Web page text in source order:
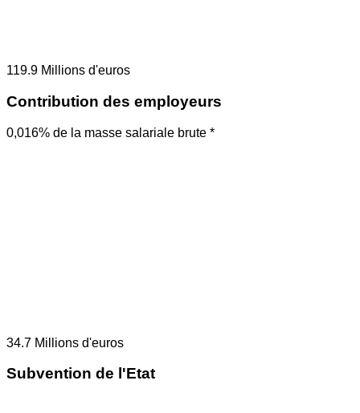
119.9 Millions d'euros
Contribution des employeurs
0,016% de la masse salariale brute *
34.7 Millions d'euros
Subvention de l'Etat